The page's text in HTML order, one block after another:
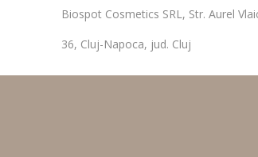
Biospot Cosmetics SRL, Str. Aurel
36, Cluj-Napoca, jud. Cluj